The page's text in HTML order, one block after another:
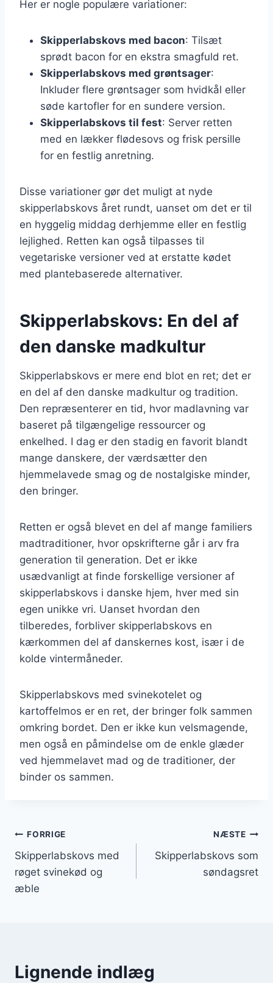
Her er nogle populære variationer:
Skipperlabskovs med bacon: Tilsæt
sprødt bacon for en ekstra smagfuld ret.
Skipperlabskovs med grøntsager:
Inkluder flere grøntsager som hvidkål eller
søde kartofler for en sundere version.
Skipperlabskovs til fest: Server retten
med en lækker flødesovs og frisk persille
for en festlig anretning.
Disse variationer gør det muligt at nyde
skipperlabskovs året rundt, uanset om det er til
en hyggelig middag derhjemme eller en festlig
lejlighed. Retten kan også tilpasses til
vegetariske versioner ved at erstatte kødet
med plantebaserede alternativer.
Skipperlabskovs: En del af
den danske madkultur
Skipperlabskovs er mere end blot en ret; det er
en del af den danske madkultur og tradition.
Den repræsenterer en tid, hvor madlavning var
baseret på tilgængelige ressourcer og
enkelhed. I dag er den stadig en favorit blandt
mange danskere, der værdsætter den
hjemmelavede smag og de nostalgiske minder,
den bringer.
Retten er også blevet en del af mange familiers
madtraditioner, hvor opskrifterne går i arv fra
generation til generation. Det er ikke
usædvanligt at finde forskellige versioner af
skipperlabskovs i danske hjem, hver med sin
egen unikke vri. Uanset hvordan den
tilberedes, forbliver skipperlabskovs en
kærkommen del af danskernes kost, især i de
kolde vintermåneder.
Skipperlabskovs med svinekotelet og
kartoffelmos er en ret, der bringer folk sammen
omkring bordet. Den er ikke kun velsmagende,
men også en påmindelse om de enkle glæder
ved hjemmelavet mad og de traditioner, der
binder os sammen.
Indlægsnavigation
FORRIGE
Skipperlabskovs med
røget svinekød og
æble
NÆSTE
Skipperlabskovs som
søndagsret
Lignende indlæg